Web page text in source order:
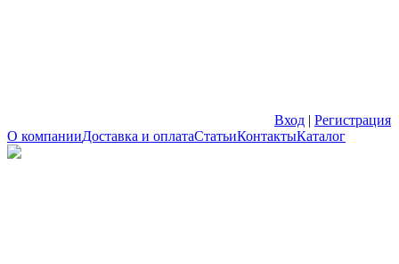
Вход | Регистрация
О компанииДоставка и оплатаСтатьиКонтактыКаталог